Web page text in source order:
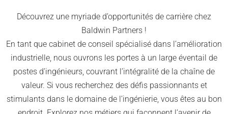
Découvrez une myriade d’opportunités de carrière chez
Baldwin Partners !
En tant que cabinet de conseil spécialisé dans l’amélioration
industrielle, nous ouvrons les portes à un large éventail de
postes d’ingénieurs, couvrant l’intégralité de la chaîne de
valeur. Si vous recherchez des défis passionnants et
stimulants dans le domaine de l’ingénierie, vous êtes au bon